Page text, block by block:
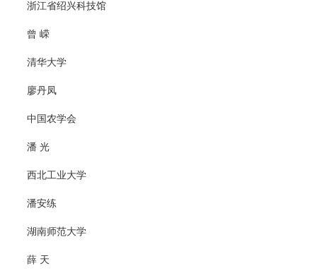
浙江省绍兴科技馆
曾 嵘
清华大学
廖丹凤
中国农学会
潘 光
西北工业大学
潘安练
湖南师范大学
薛 天